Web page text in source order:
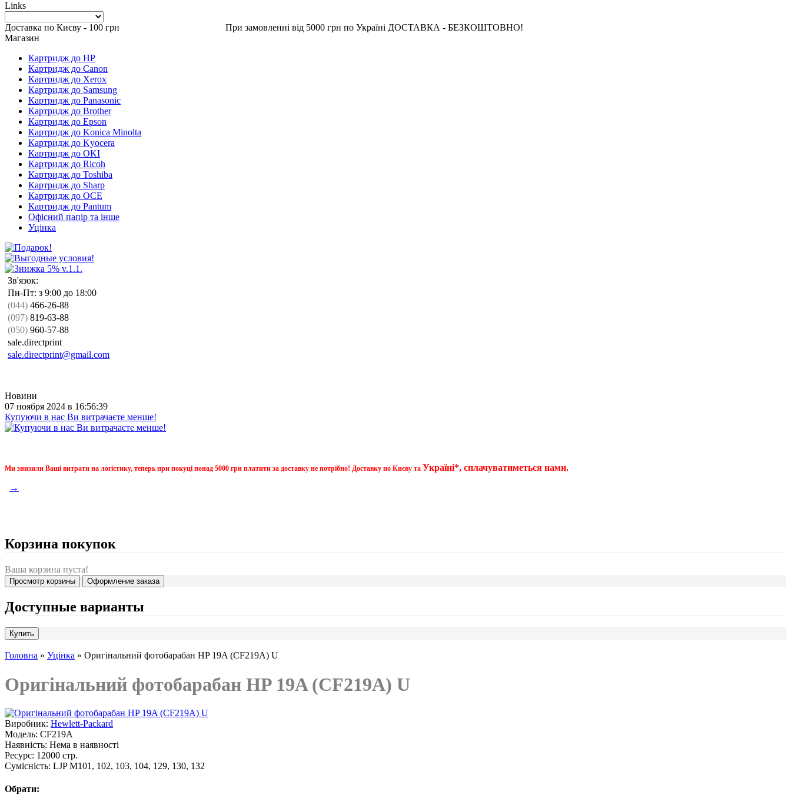
Links
Доставка по Києву - 100 грн При замовленні від 5000 грн по Україні ДОСТАВКА - БЕЗКОШТОВНО!
Магазин
Картридж до HP
Картридж до Canon
Картридж до Xerox
Картридж до Samsung
Картридж до Panasonic
Картридж до Brother
Картридж до Epson
Картридж до Konica Minolta
Картридж до Kyocera
Картридж до OKI
Картридж до Ricoh
Картридж до Toshiba
Картридж до Sharp
Картридж до OCE
Картридж до Pantum
Офісний папір та інше
Уцінка
Зв'язок:
Пн-Пт: з 9:00 до 18:00
(044) 466-26-88
(097) 819-63-88
(050) 960-57-88
sale.directprint
sale.directprint@gmail.com
Новини
07 ноября 2024 в 16:56:39
Купуючи в нас Ви витрачаєте менше!
Ми знизили Ваші витрати на логістику, теперь при покуці понад 5000 грн платити за доставку не потрібно! Доставку по Києву та Україні*, сплачуватиметься нами.
→
Корзина покупок
Ваша корзина пуста!
Просмотр корзины Оформление заказа
Доступные варианты
Головна » Уцінка » Оригінальний фотобарабан HP 19A (CF219A) U
Оригінальний фотобарабан HP 19A (CF219A) U
Виробник: Hewlett-Packard
Модель: CF219A
Наявність: Нема в наявності
Ресурс: 12000 стр.
Сумісність: LJP M101, 102, 103, 104, 129, 130, 132
Обрати: